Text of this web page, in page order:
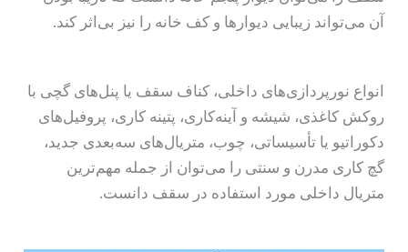
آن می‌تواند زیبایی دیوارها و کف خانه را نیز بی‌اثر کند.
انواع نورپردازی‌های داخلی، کناف سقف یا پنل‌های گچی با
روکش کاغذی، شیشه و آینه‌کاری، پتینه کاری، پروفیل‌های
دکوراتیو یا تأسیساتی، چوب، متریال‌های سه‌بعدی جدید،
گچ کاری مدرن و سنتی را می‌توان از جمله مهم‌ترین
متریال داخلی مورد استفاده در سقف دانست.